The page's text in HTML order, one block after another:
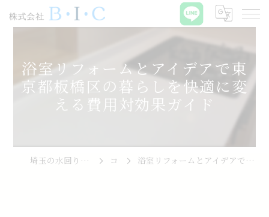
浴室リフォームとアイデアで東
京都板橋区の暮らしを快適に変
える費用対効果ガイド
埼玉の水回りリフォームなら株式会社B･I･C コラム 浴室リフォームとアイデアで東京都板橋区の暮らしを快適に変える費用対効果ガイド